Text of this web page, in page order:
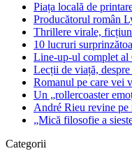
Piața locală de
Producătorul român
Thrillere virale,
10 lucruri
Line-up-ul complet al
Lecții de viață,
Romanul pe care vei
Un „rollercoaster
André Rieu revine pe
„Mică filosofie a
Categorii